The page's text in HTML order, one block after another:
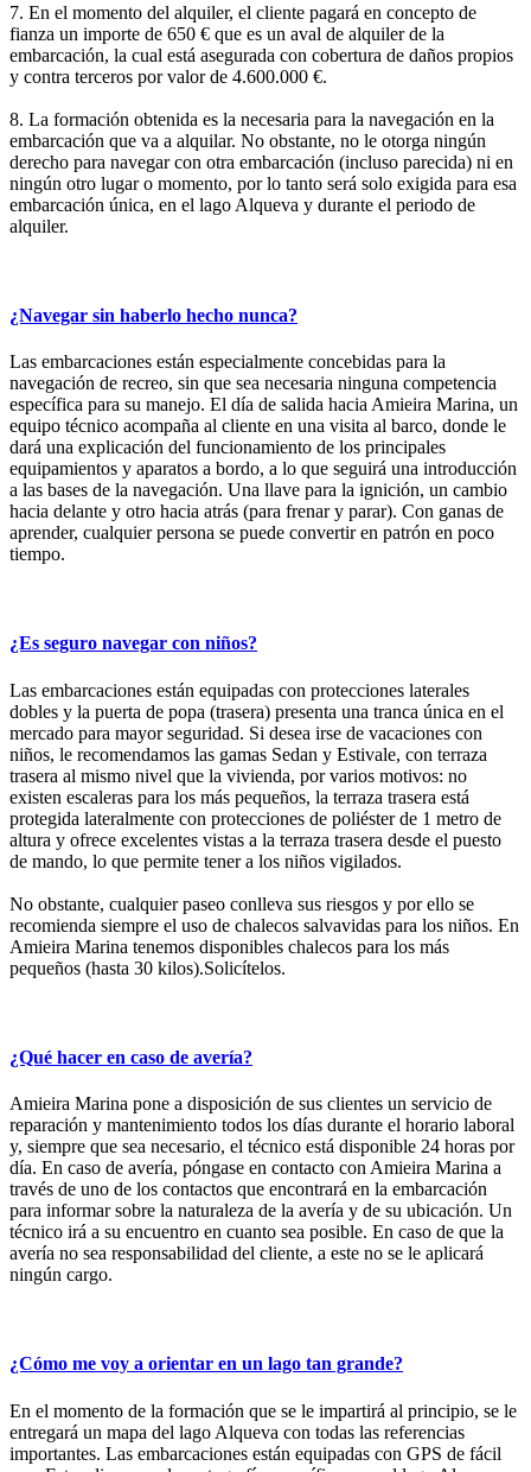
7. En el momento del alquiler, el cliente pagará en concepto de
fianza un importe de 650 € que es un aval de alquiler de la
embarcación, la cual está asegurada con cobertura de daños propios
y contra terceros por valor de 4.600.000 €.
8. La formación obtenida es la necesaria para la navegación en la
embarcación que va a alquilar. No obstante, no le otorga ningún
derecho para navegar con otra embarcación (incluso parecida) ni en
ningún otro lugar o momento, por lo tanto será solo exigida para esa
embarcación única, en el lago Alqueva y durante el periodo de
alquiler.
¿Navegar sin haberlo hecho nunca?
Las embarcaciones están especialmente concebidas para la
navegación de recreo, sin que sea necesaria ninguna competencia
específica para su manejo. El día de salida hacia Amieira Marina, un
equipo técnico acompaña al cliente en una visita al barco, donde le
dará una explicación del funcionamiento de los principales
equipamientos y aparatos a bordo, a lo que seguirá una introducción
a las bases de la navegación. Una llave para la ignición, un cambio
hacia delante y otro hacia atrás (para frenar y parar). Con ganas de
aprender, cualquier persona se puede convertir en patrón en poco
tiempo.
¿Es seguro navegar con niños?
Las embarcaciones están equipadas con protecciones laterales
dobles y la puerta de popa (trasera) presenta una tranca única en el
mercado para mayor seguridad. Si desea irse de vacaciones con
niños, le recomendamos las gamas Sedan y Estivale, con terraza
trasera al mismo nivel que la vivienda, por varios motivos: no
existen escaleras para los más pequeños, la terraza trasera está
protegida lateralmente con protecciones de poliéster de 1 metro de
altura y ofrece excelentes vistas a la terraza trasera desde el puesto
de mando, lo que permite tener a los niños vigilados.
No obstante, cualquier paseo conlleva sus riesgos y por ello se
recomienda siempre el uso de chalecos salvavidas para los niños. En
Amieira Marina tenemos disponibles chalecos para los más
pequeños (hasta 30 kilos).Solicítelos.
¿Qué hacer en caso de avería?
Amieira Marina pone a disposición de sus clientes un servicio de
reparación y mantenimiento todos los días durante el horario laboral
y, siempre que sea necesario, el técnico está disponible 24 horas por
día. En caso de avería, póngase en contacto con Amieira Marina a
través de uno de los contactos que encontrará en la embarcación
para informar sobre la naturaleza de la avería y de su ubicación. Un
técnico irá a su encuentro en cuanto sea posible. En caso de que la
avería no sea responsabilidad del cliente, a este no se le aplicará
ningún cargo.
¿Cómo me voy a orientar en un lago tan grande?
En el momento de la formación que se le impartirá al principio, se le
entregará un mapa del lago Alqueva con todas las referencias
importantes. Las embarcaciones están equipadas con GPS de fácil